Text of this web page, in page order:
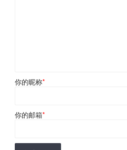
你的昵称*
你的邮箱*